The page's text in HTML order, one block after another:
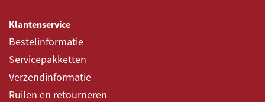
Klantenservice
Bestelinformatie
Servicepakketten
Verzendinformatie
Ruilen en retourneren